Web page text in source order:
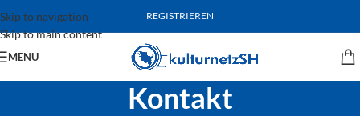
Skip to navigation
Skip to main content
REGISTRIEREN
MENU
Kontakt